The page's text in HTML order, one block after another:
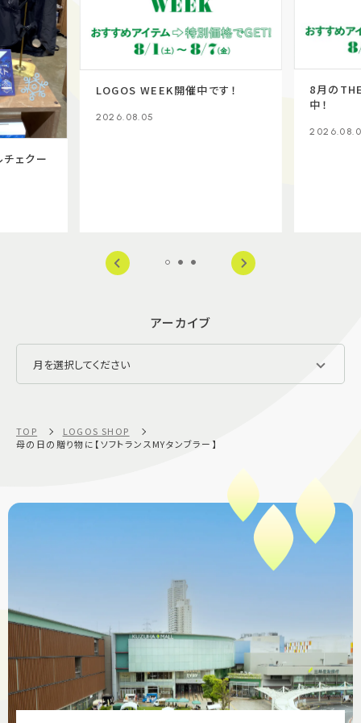
チェクー
LOGOS WEEK開催中です！
2026.08.05
8月の
中！
アーカイブ
TOP
LOGOS SHOP
母の日の贈り物に【ソフトランスMYタンブラー】